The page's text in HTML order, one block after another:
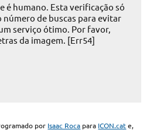
é humano. Esta verificação só
de buscas para evitar
serviço ótimo. Por favor,
da imagem. [Err54]
por Isaac Roca para ICON.cate,